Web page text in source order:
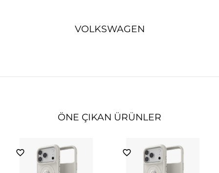
VOLKSWAGEN
ÖNE ÇIKAN ÜRÜNLER